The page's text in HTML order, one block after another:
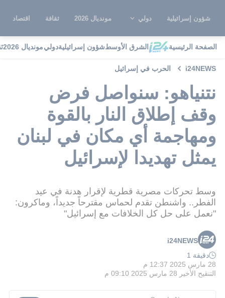
شؤون إسرائيلية دولي مونديال 2026 ثقافة اقتصاد
الصفحة الرئيسية الشرق الأوسطشؤون إسرائيليةدوليمونديال 2026
i24NEWS الحرب في إسرائيل
نتنياهو: سنواصل فرض
وقف إطلاق النار بالقوة
ومهاجمة أي مكان في لبنان
يمثل تهديدا لإسرائيل
وسط تحركات مصرية قطرية لإقرار هدنة في عيد
الفطر.. واشنطن تقدم لحماس مقترحاً جديداً، وماكرون:
"نعمل على حل كل الخلافات مع إسرائيل"
i24NEWS
دقيقة 1
28 مارس 2025 12:37 م
التنقيح الأخير 28 مارس 2025 09:10 م